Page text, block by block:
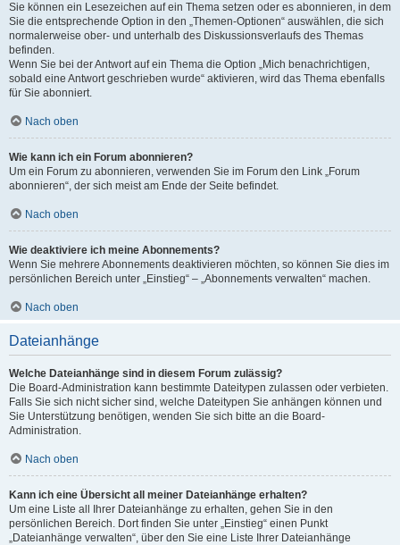
Sie können ein Lesezeichen auf ein Thema setzen oder es abonnieren, in dem
Sie die entsprechende Option in den „Themen-Optionen“ auswählen, die sich
normalerweise ober- und unterhalb des Diskussionsverlaufs des Themas
befinden.
Wenn Sie bei der Antwort auf ein Thema die Option „Mich benachrichtigen,
sobald eine Antwort geschrieben wurde“ aktivieren, wird das Thema ebenfalls
für Sie abonniert.
Nach oben
Wie kann ich ein Forum abonnieren?
Um ein Forum zu abonnieren, verwenden Sie im Forum den Link „Forum
abonnieren“, der sich meist am Ende der Seite befindet.
Nach oben
Wie deaktiviere ich meine Abonnements?
Wenn Sie mehrere Abonnements deaktivieren möchten, so können Sie dies im
persönlichen Bereich unter „Einstieg“ – „Abonnements verwalten“ machen.
Nach oben
Dateianhänge
Welche Dateianhänge sind in diesem Forum zulässig?
Die Board-Administration kann bestimmte Dateitypen zulassen oder verbieten.
Falls Sie sich nicht sicher sind, welche Dateitypen Sie anhängen können und
Sie Unterstützung benötigen, wenden Sie sich bitte an die Board-
Administration.
Nach oben
Kann ich eine Übersicht all meiner Dateianhänge erhalten?
Um eine Liste all Ihrer Dateianhänge zu erhalten, gehen Sie in den
persönlichen Bereich. Dort finden Sie unter „Einstieg“ einen Punkt
„Dateianhänge verwalten“, über den Sie eine Liste Ihrer Dateianhänge